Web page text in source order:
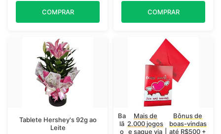
COMPRAR COMPRAR
Tablete Hershey's 92g ao
Leite
Ba
lã
o
Mais de
2.000 jogos
e saque via
Bônus de
boas-vindas
até R$500 +